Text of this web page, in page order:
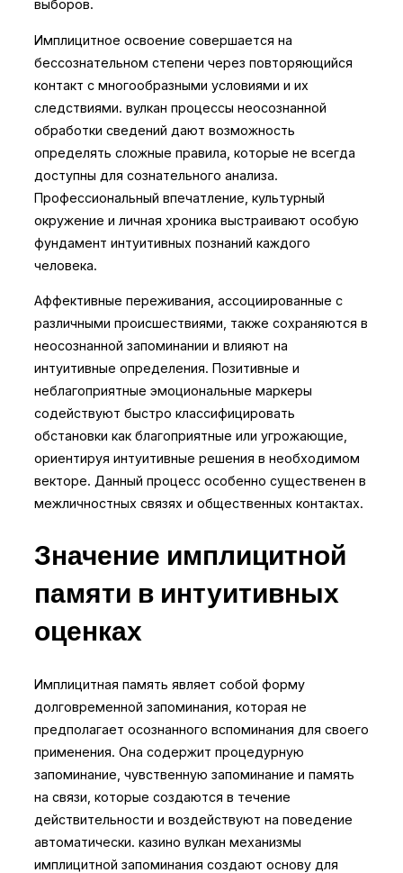
выборов.
Имплицитное освоение совершается на
бессознательном степени через повторяющийся
контакт с многообразными условиями и их
следствиями. вулкан процессы неосознанной
обработки сведений дают возможность
определять сложные правила, которые не всегда
доступны для сознательного анализа.
Профессиональный впечатление, культурный
окружение и личная хроника выстраивают особую
фундамент интуитивных познаний каждого
человека.
Аффективные переживания, ассоциированные с
различными происшествиями, также сохраняются в
неосознанной запоминании и влияют на
интуитивные определения. Позитивные и
неблагоприятные эмоциональные маркеры
содействуют быстро классифицировать
обстановки как благоприятные или угрожающие,
ориентируя интуитивные решения в необходимом
векторе. Данный процесс особенно существенен в
межличностных связях и общественных контактах.
Значение имплицитной
памяти в интуитивных
оценках
Имплицитная память являет собой форму
долговременной запоминания, которая не
предполагает осознанного вспоминания для своего
применения. Она содержит процедурную
запоминание, чувственную запоминание и память
на связи, которые создаются в течение
действительности и воздействуют на поведение
автоматически. казино вулкан механизмы
имплицитной запоминания создают основу для